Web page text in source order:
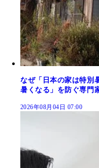
なぜ「日本の家は特別
暑くなる」を防ぐ専門
2026年08月04日 07:00